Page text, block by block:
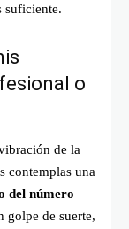
suficiente.
o
de la
contemplas una
del número
golpe de suerte,